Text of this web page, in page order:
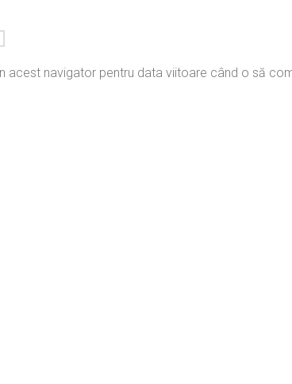
acest navigator pentru data viitoare când o să